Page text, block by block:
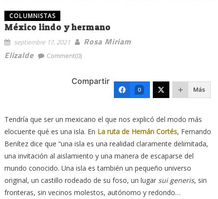
COLUMNISTAS
México lindo y hermano
septiembre 17, 2021
Rosa Miriam
Elizalde
Comment(0)
Compartir
0 Más
Tendría que ser un mexicano el que nos explicó del modo más
elocuente qué es una isla. En La ruta de Hernán Cortés, Fernando
Benítez dice que “una isla es una realidad claramente delimitada,
una invitación al aislamiento y una manera de escaparse del
mundo conocido. Una isla es también un pequeño universo
original, un castillo rodeado de su foso, un lugar sui generis, sin
fronteras, sin vecinos molestos, autónomo y redondo…